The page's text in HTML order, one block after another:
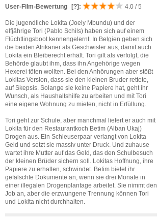
User-Film-Bewertung
[?] : 4.0 / 5
Die jugendliche Lokita (Joely Mbundu) und der
elfjährige Tori (Pablo Schils) haben sich auf einem
Flüchtlingsboot kennengelernt. In Belgien geben sich
die beiden Afrikaner als Geschwister aus, damit auch
Lokita ein Bleiberecht erhält. Tori gilt als verfolgt, die
Behörde glaubt ihm, dass ihn Angehörige wegen
Hexerei töten wollten. Bei den Anhörungen aber stößt
Lokitas Version, dass sie den kleinen Bruder rettete,
auf Skepsis. Solange sie keine Papiere hat, geht ihr
Wunsch, als Haushaltshilfe zu arbeiten und mit Tori
eine eigene Wohnung zu mieten, nicht in Erfüllung.
Tori geht zur Schule, aber manchmal liefert er auch mit
Lokita für den Restaurantkoch Betim (Alban Ukaj)
Drogen aus. Ein Schleuserpaar verlangt von Lokita
Geld und setzt sie massiv unter Druck. Und zuhause
wartet ihre Mutter auf das Geld, das den Schulbesuch
der kleinen Brüder sichern soll. Lokitas Hoffnung, ihre
Papiere zu erhalten, schwindet. Betim bietet ihr
gefälschte Dokumente an, wenn sie drei Monate in
einer illegalen Drogenplantage arbeitet. Sie nimmt den
Job an, aber die erzwungene Trennung können Tori
und Lokita nicht durchhalten.